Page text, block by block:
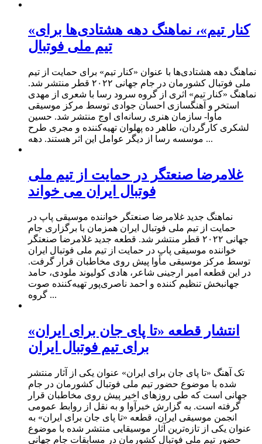
«کنار تیم»، نماهنگ دهه هشتادی‌ها برای
تیم ملی فوتبال
نماهنگ دهه هشتادی‌ها با عنوان «کنار تیم» برای حمایت از تیم
ملی فوتبال کشورمان در جام جهانی ۲۰۲۲ قطر منتشر شد.
نماهنگ «کنار تیم» اثری از گروه سرود رسا با شعری از مهدی
استخر و آهنگسازی احسان جوادی توسط مرکز موسیقی
مأوا- سازمان هنری رسانه‌ای اوج منتشر شد. حسین
لشکری کارگردان، طاهر ده پهلوان تهیه‌کننده و مجری طرح
موسسه رسا از دیگر عوامل این اثر هستند. دهه ...
غلامرضا صنعتگر در حمایت از تیم ملی
فوتبال ایران می خواند
نماهنگ جدید غلامرضا صنعتگر خواننده موسیقی پاپ در
حمایت از تیم ملی فوتبال ایران همزمان با برگزاری جام
جهانی ۲۰۲۲ قطر منتشر شد. قطعه جدید غلامرضا صنعتگر
خواننده موسیقی پاپ در حمایت از تیم ملی فوتبال ایران
توسط مرکز موسیقی مأوا پیش روی مخاطبان قرار گرفت.
در این قطعه امیر ارجینی شاعر، هادی کولیوند ملودی، حامد
جهانبخش تنظیم کننده و احمد ناصری‌پور تهیه‌کننده صوت
گروه ...
انتشار قطعه «تا پای جان برای ایران»
برای تیم فوتبال ایران
تک آهنگ «تا پای جان برای ایران» عنوان یکی از آثار منتشر
شده با موضوع حضور تیم ملی فوتبال کشورمان در جام
جهانی است که طی روزهای اخیر پیش روی مخاطبان قرار
گرفته است. به گزارش خبرآوا و به نقل از روابط عمومی
انجمن موسیقی ایران، قطعه «تا پای جان برای ایران» به
عنوان یکی از تازه‌ترین آثار موسیقایی منتشر شده با موضوع
حضور تیم ملی فوتبال کشورمان در مسابقات جام جهانی